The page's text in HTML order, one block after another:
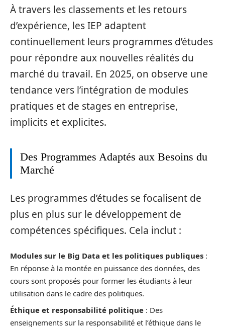
À travers les classements et les retours
d’expérience, les IEP adaptent
continuellement leurs programmes d’études
pour répondre aux nouvelles réalités du
marché du travail. En 2025, on observe une
tendance vers l’intégration de modules
pratiques et de stages en entreprise,
implicits et explicites.
Des Programmes Adaptés aux Besoins du
Marché
Les programmes d’études se focalisent de
plus en plus sur le développement de
compétences spécifiques. Cela inclut :
Modules sur le Big Data et les politiques publiques :
En réponse à la montée en puissance des données, des
cours sont proposés pour former les étudiants à leur
utilisation dans le cadre des politiques.
Éthique et responsabilité politique : Des
enseignements sur la responsabilité et l’éthique dans le